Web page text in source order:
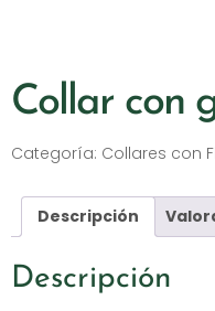
Collar con
Categoría: Collares con
Descripción
Descripción